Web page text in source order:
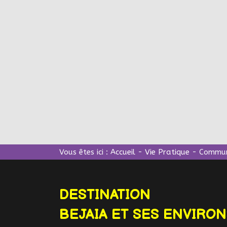
Vous êtes ici : Accueil - Vie Pratique -
DESTINATION
BEJAIA ET SES